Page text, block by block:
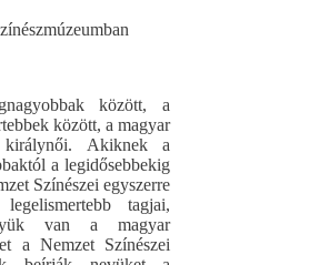
között, a
között, a magyar
királynői. Akiknek a
a legidősebbekig
Színészei egyszerre
tagjai,
van a magyar
a Nemzet Színészei